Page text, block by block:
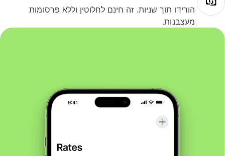
הורידו תוך שניות. זה חינם לחלוטין וללא פרסומות
מעצבנות.